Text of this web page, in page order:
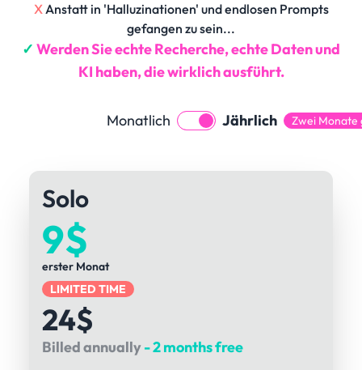
XAnstatt in 'Halluzinationen' und endlosen Prompts
gefangen zu sein...
✓ Werden Sie echte Recherche, echte Daten und
KI haben, die wirklich ausführt.
Monatlich Jährlich Zwei Monate
Solo
9$
erster Monat
LIMITED TIME
24$
Billed annually- 2 months free